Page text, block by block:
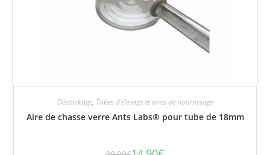
Déstockage, Tubes d'élevage et aires de nourrissage
Aire de chasse verre Ants Labs® pour tube de 18mm